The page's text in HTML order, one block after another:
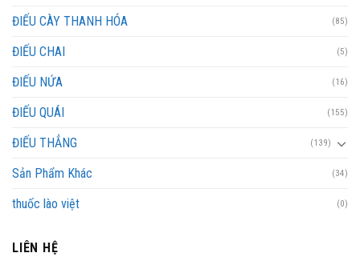
ĐIẾU CÀY THANH HÓA (85)
ĐIẾU CHAI (5)
ĐIẾU NỨA (16)
ĐIẾU QUÁI (155)
ĐIẾU THẲNG (139)
Sản Phẩm Khác (34)
thuốc lào việt (0)
LIÊN HỆ